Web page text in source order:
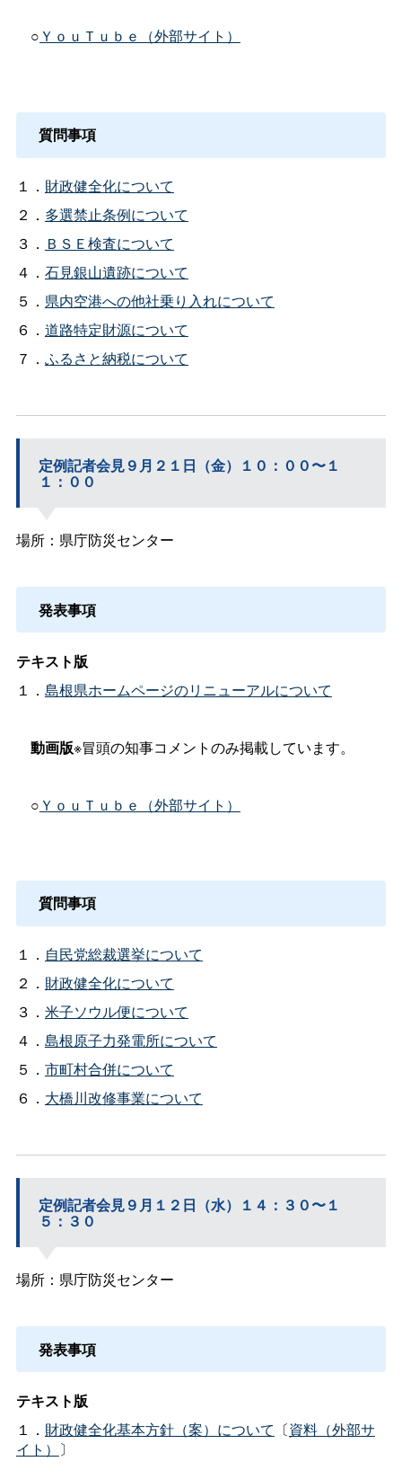
○ＹｏｕＴｕｂｅ（外部サイト）
質問事項
１． 財政健全化について
２． 多選禁止条例について
３． ＢＳＥ検査について
４． 石見銀山遺跡について
５． 県内空港への他社乗り入れについて
６． 道路特定財源について
７． ふるさと納税について
定例記者会見９月２１日（金）１０：００〜１
１：００
場所：県庁防災センター
発表事項
テキスト版
１． 島根県ホームページのリニューアルについて
動画版※冒頭の知事コメントのみ掲載しています。
○ＹｏｕＴｕｂｅ（外部サイト）
質問事項
１． 自民党総裁選挙について
２． 財政健全化について
３． 米子ソウル便について
４． 島根原子力発電所について
５． 市町村合併について
６． 大橋川改修事業について
定例記者会見９月１２日（水）１４：３０〜１
５：３０
場所：県庁防災センター
発表事項
テキスト版
１． 財政健全化基本方針（案）について 〔資料（外部サ
イト） 〕